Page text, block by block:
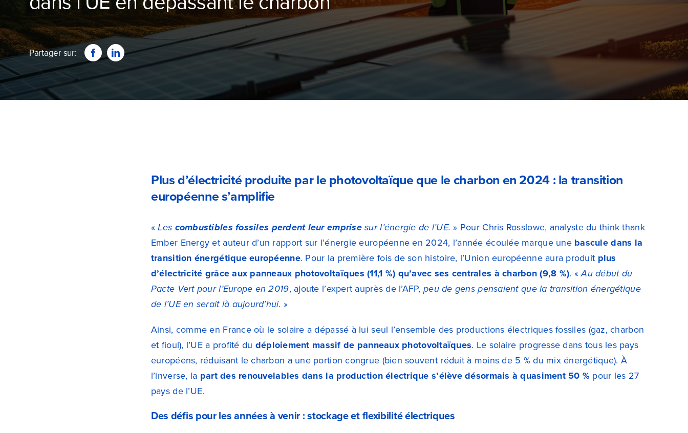
Partager sur:
Plus d’électricité produite par le photovoltaïque que le charbon en 2024 : la transition
européenne s’amplifie
«Les combustibles fossiles perdent leur emprisesur l’énergie de l’UE. » Pour Chris Rosslowe, analyste du think thank
Ember Energy et auteur d’un rapport sur l’énergie européenne en 2024, l’année écoulée marque une bascule dans la
transition énergétique européenne. Pour la première fois de son histoire, l’Union européenne aura produit plus
d’électricité grâce aux panneaux photovoltaïques (11,1 %) qu’avec ses centrales à charbon (9,8 %). «Au début du
Pacte Vert pour l’Europe en 2019, ajoute l’expert auprès de l’AFP,peu de gens pensaient que la transition énergétique
de l’UE en serait là aujourd’hui. »
Ainsi, comme en France où le solaire a dépassé à lui seul l’ensemble des productions électriques fossiles (gaz, charbon
et fioul), l’UE a profité du déploiement massif de panneaux photovoltaïques. Le solaire progresse dans tous les pays
européens, réduisant le charbon a une portion congrue (bien souvent réduit à moins de 5 % du mix énergétique). À
l’inverse, la part des renouvelables dans la production électrique s’élève désormais à quasiment 50 % pour les 27
pays de l’UE.
Des défis pour les années à venir : stockage et flexibilité électriques